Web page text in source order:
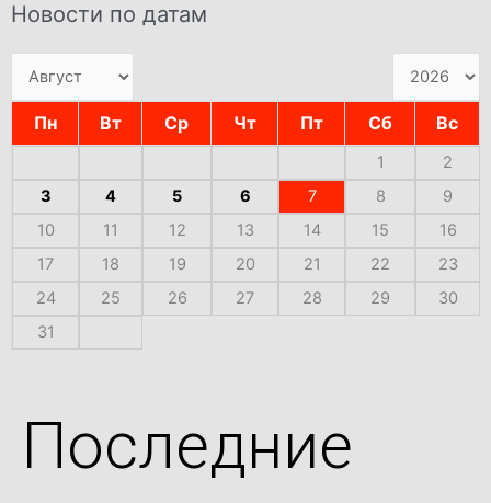
Новости по датам
Пн Вт Ср Чт Пт Сб Вс
1
2
3
4 5 6 7 8
9
10
11 12 13 14 15
16
17
18 19 20 21 22
23
24
25 26 27 28 29
30
31
Последние